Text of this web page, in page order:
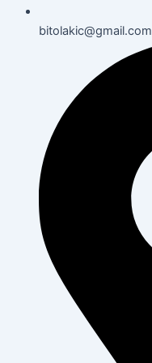
bitolakic@gmail.com